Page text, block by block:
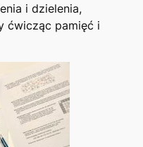
i dzielenia,
ćwicząc pamięć i